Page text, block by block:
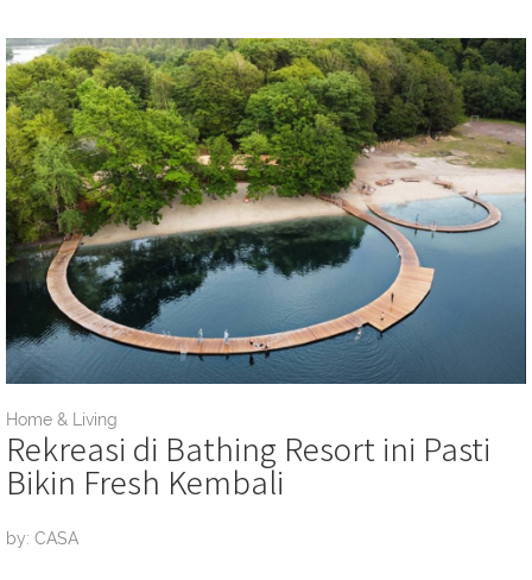
Home & Living
Rekreasi di Bathing Resort ini Pasti
Bikin Fresh Kembali
by: CASA